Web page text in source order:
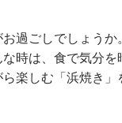
過ごしでしょうか
時は、食で気分
楽しむ「浜焼き